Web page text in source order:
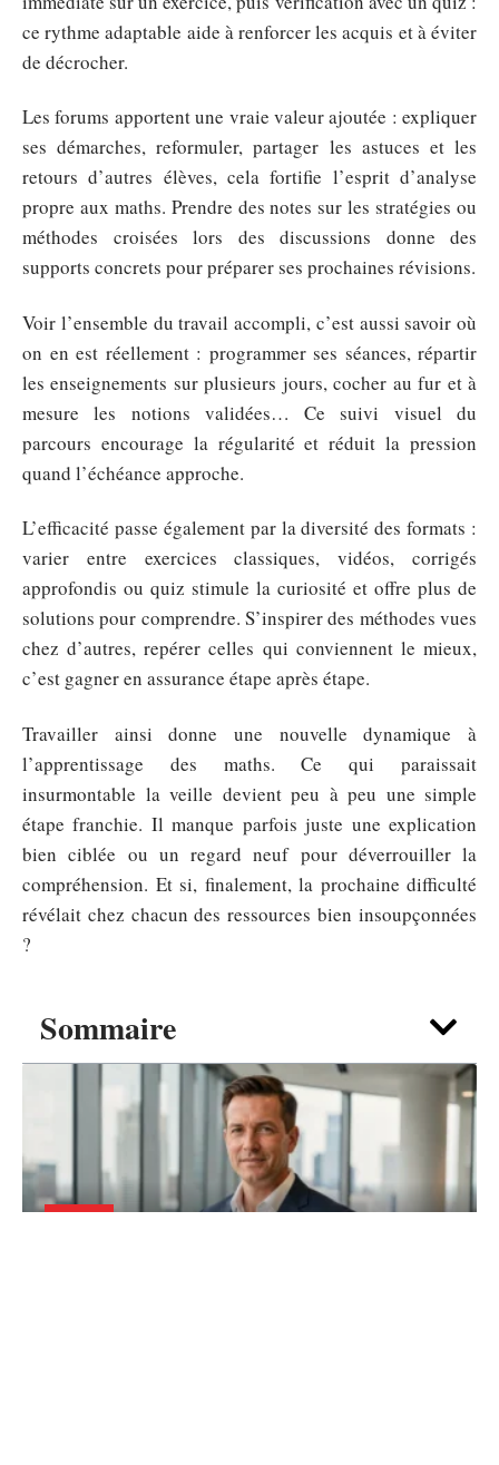
Sommaire
FOYER
ce rythme adaptable aide à renforcer les acquis et à éviter
de décrocher.
Les forums apportent une vraie valeur ajoutée : expliquer
ses démarches, reformuler, partager les astuces et les
retours d’autres élèves, cela fortifie l’esprit d’analyse
propre aux maths. Prendre des notes sur les stratégies ou
méthodes croisées lors des discussions donne des
supports concrets pour préparer ses prochaines révisions.
Voir l’ensemble du travail accompli, c’est aussi savoir où
on en est réellement : programmer ses séances, répartir
les enseignements sur plusieurs jours, cocher au fur et à
mesure les notions validées… Ce suivi visuel du
parcours encourage la régularité et réduit la pression
quand l’échéance approche.
L’efficacité passe également par la diversité des formats :
varier entre exercices classiques, vidéos, corrigés
approfondis ou quiz stimule la curiosité et offre plus de
solutions pour comprendre. S’inspirer des méthodes vues
chez d’autres, repérer celles qui conviennent le mieux,
c’est gagner en assurance étape après étape.
Travailler ainsi donne une nouvelle dynamique à
l’apprentissage des maths. Ce qui paraissait
insurmontable la veille devient peu à peu une simple
étape franchie. Il manque parfois juste une explication
bien ciblée ou un regard neuf pour déverrouiller la
compréhension. Et si, finalement, la prochaine difficulté
révélait chez chacun des ressources bien insoupçonnées
?